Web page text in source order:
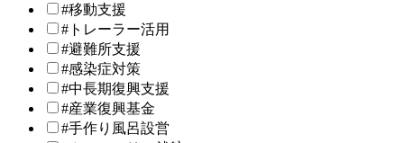
#移動支援
#トレーラー活用
#避難所支援
#感染症対策
#中長期復興支援
#産業復興基金
#手作り風呂設営